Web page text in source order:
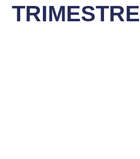
TRIMESTRE